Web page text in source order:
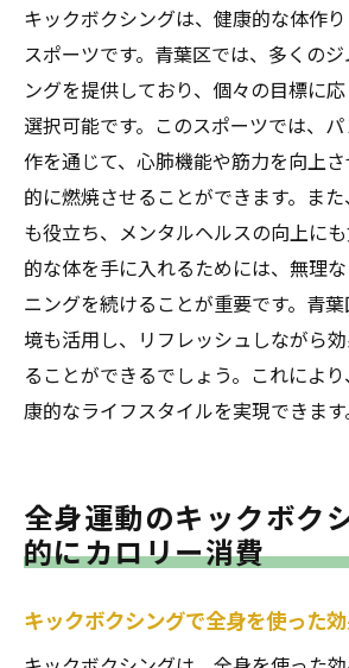
キックボクシングは、健康的な体作
スポーツです。青葉区では、多くの
ングを提供しており、個々の目標に
選択可能です。このスポーツでは、
作を通じて、心肺機能や筋力を向上
的に燃焼させることができます。ま
も役立ち、メンタルヘルスの向上に
的な体を手に入れるためには、無理
ニングを続けることが重要です。青
境も活用し、リフレッシュしながら
ることができるでしょう。これによ
康的なライフスタイルを実現できます
全身運動のキックボク
的にカロリー消費
キックボクシングで全身を使った